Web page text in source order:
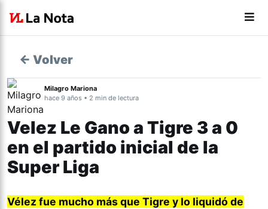
← Volver
Milagro Mariona
hace 9 años • 2 min de lectura
Velez Le Gano a Tigre 3 a 0
en el partido inicial de la
Super Liga
Vélez fue mucho más que Tigre y lo liquidó de